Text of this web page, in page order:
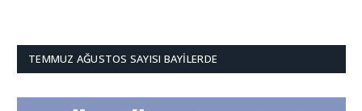
TEMMUZ AĞUSTOS SAYISI BAYILERDE